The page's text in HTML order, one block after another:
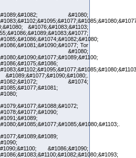
&#1080;
&#1076;&#1083;&#1103;
Tor
&#1080;
&#1074;
&#1086;&#1090;